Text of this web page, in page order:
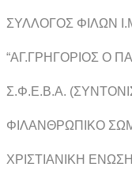
ΣΥΛΛΟΓΟΣ ΦΙΛΩΝ
“ΑΓ.ΓΡΗΓΟΡΙΟΣ Ο
Σ.Φ.Ε.Β.Α.
ΦΙΛΑΝΘΡΩΠΙΚΟ
ΧΡΙΣΤΙΑΝΙΚΗ